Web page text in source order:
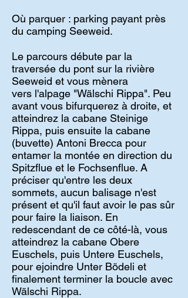
Où parquer : parking payant près
du camping Seeweid.
Le parcours débute par la
traversée du pont sur la rivière
Seeweid et vous mènera
vers l'alpage "Wälschi Rippa". Peu
avant vous bifurquerez à droite, et
atteindrez la cabane Steinige
Rippa, puis ensuite la cabane
(buvette) Antoni Brecca pour
entamer la montée en direction du
Spitzflue et le Fochsenflue. A
préciser qu'entre les deux
sommets, aucun balisage n'est
présent et qu'il faut avoir le pas sûr
pour faire la liaison. En
redescendant de ce côté-là, vous
atteindrez la cabane Obere
Euschels, puis Untere Euschels,
pour ejoindre Unter Bödeli et
finalement terminer la boucle avec
Wälschi Rippa.